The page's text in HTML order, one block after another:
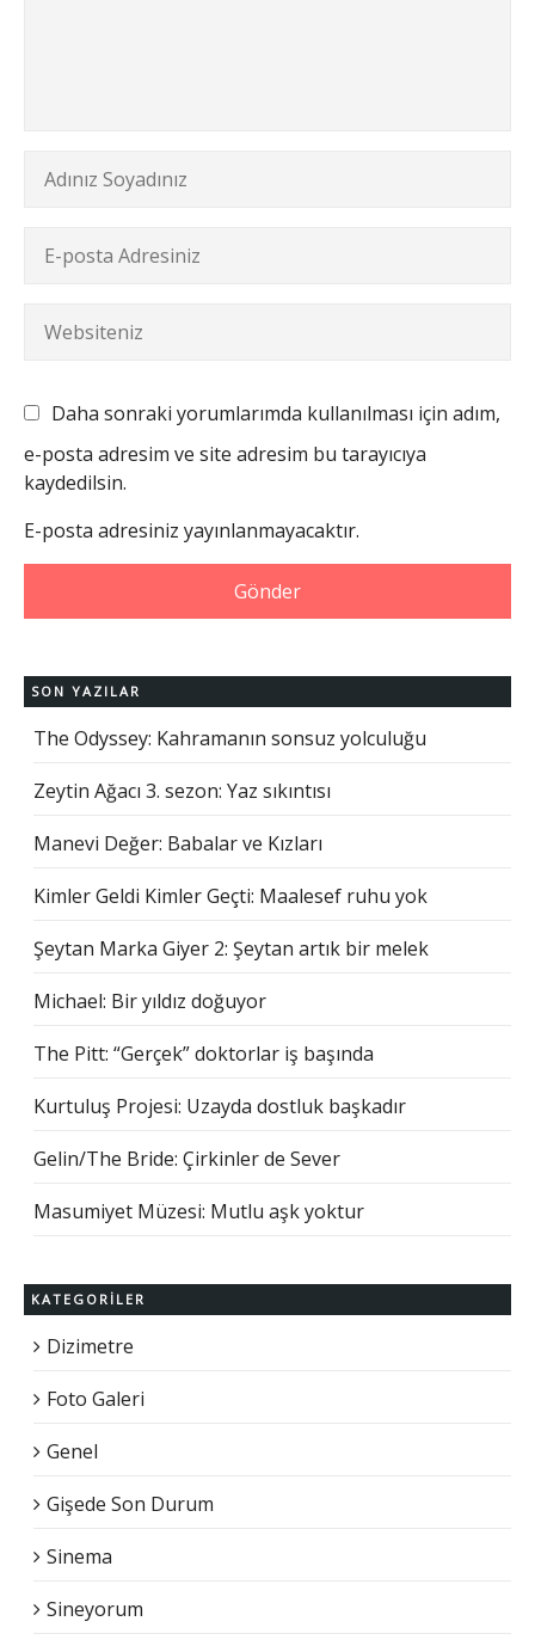
Daha sonraki yorumlarımda kullanılması için adım,
e-posta adresim ve site adresim bu tarayıcıya
kaydedilsin.
E-posta adresiniz yayınlanmayacaktır.
SON YAZILAR
The Odyssey: Kahramanın sonsuz yolculuğu
Zeytin Ağacı 3. sezon: Yaz sıkıntısı
Manevi Değer: Babalar ve Kızları
Kimler Geldi Kimler Geçti: Maalesef ruhu yok
Şeytan Marka Giyer 2: Şeytan artık bir melek
Michael: Bir yıldız doğuyor
The Pitt: “Gerçek” doktorlar iş başında
Kurtuluş Projesi: Uzayda dostluk başkadır
Gelin/The Bride: Çirkinler de Sever
Masumiyet Müzesi: Mutlu aşk yoktur
KATEGORILER
Dizimetre
Foto Galeri
Genel
Gişede Son Durum
Sinema
Sineyorum